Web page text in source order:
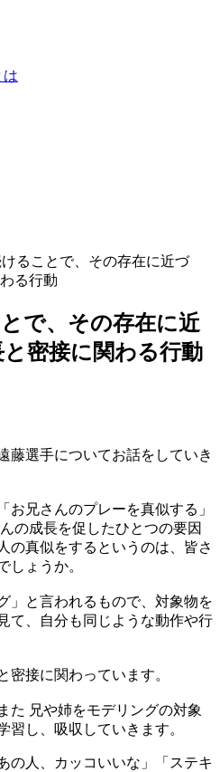
は
ることで、その存在に近づ
る行動
で、その存在に近
密接に関わる行動
藤選手についてお話をしていき
お兄さんのプレーを真似する」
の成長を促したひとつの要因
の真似をするというのは、皆さ
しょうか。
」と言われるもので、対象物を
て、自分も同じような動作や行
密接に関わっています。
た 兄や姉をモデリングの対象
習し、吸収していきます。
の人、カッコいいな」「ステキ